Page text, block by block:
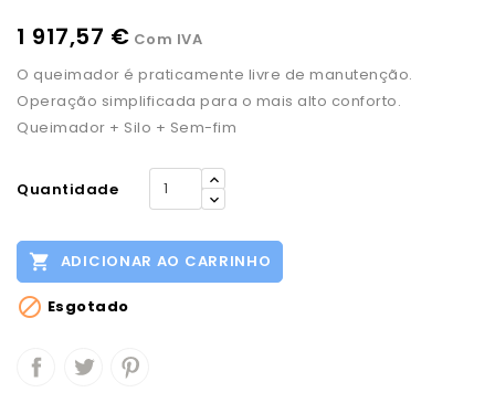
1 917,57 € Com IVA
O queimador é praticamente livre de manutenção.
Operação simplificada para o mais alto conforto.
Queimador + Silo + Sem-fim
Quantidade
 ADICIONAR AO CARRINHO
 Esgotado